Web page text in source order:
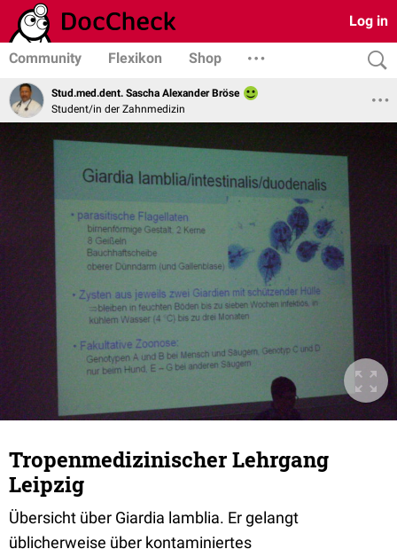
Log in
Community Flexikon Shop
Stud.med.dent. Sascha Alexander Bröse
Student/in der Zahnmedizin
Tropenmedizinischer Lehrgang
Leipzig
Übersicht über Giardia lamblia. Er gelangt
üblicherweise über kontaminiertes